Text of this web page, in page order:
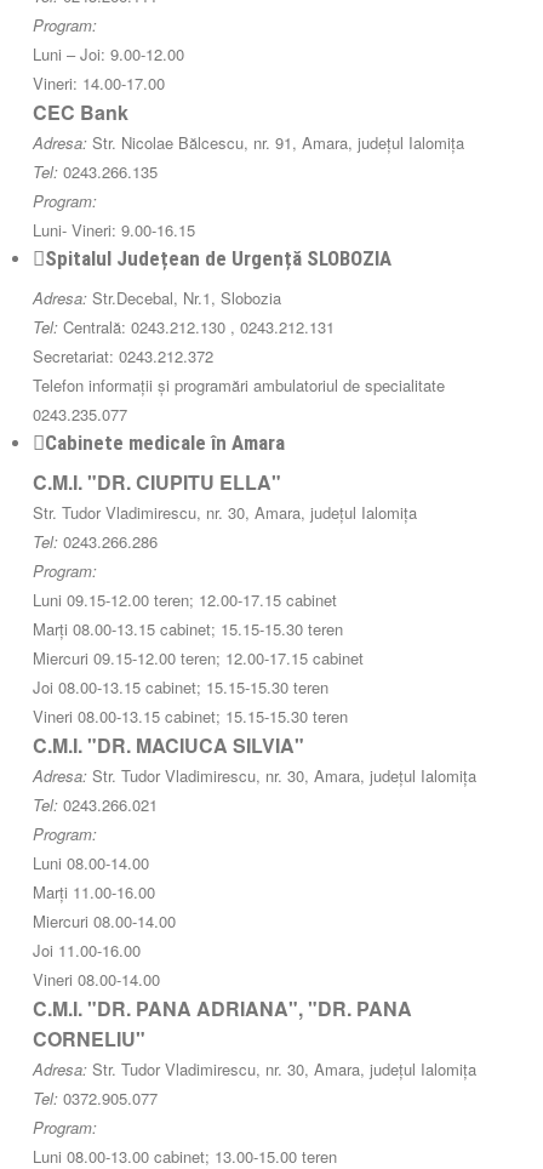
Program:
Luni – Joi: 9.00-12.00
Vineri: 14.00-17.00
CEC Bank
Adresa: Str. Nicolae Bălcescu, nr. 91, Amara, județul Ialomița
Tel: 0243.266.135
Program:
Luni- Vineri: 9.00-16.15
Spitalul Județean de Urgență SLOBOZIA
Adresa: Str.Decebal, Nr.1, Slobozia
Tel: Centrală: 0243.212.130 , 0243.212.131
Secretariat: 0243.212.372
Telefon informații și programări ambulatoriul de specialitate
0243.235.077
Cabinete medicale în Amara
C.M.I. "DR. CIUPITU ELLA"
Str. Tudor Vladimirescu, nr. 30, Amara, județul Ialomița
Tel: 0243.266.286
Program:
Luni 09.15-12.00 teren; 12.00-17.15 cabinet
Marți 08.00-13.15 cabinet; 15.15-15.30 teren
Miercuri 09.15-12.00 teren; 12.00-17.15 cabinet
Joi 08.00-13.15 cabinet; 15.15-15.30 teren
Vineri 08.00-13.15 cabinet; 15.15-15.30 teren
C.M.I. "DR. MACIUCA SILVIA"
Adresa: Str. Tudor Vladimirescu, nr. 30, Amara, județul Ialomița
Tel: 0243.266.021
Program:
Luni 08.00-14.00
Marți 11.00-16.00
Miercuri 08.00-14.00
Joi 11.00-16.00
Vineri 08.00-14.00
C.M.I. "DR. PANA ADRIANA", "DR. PANA
CORNELIU"
Adresa: Str. Tudor Vladimirescu, nr. 30, Amara, județul Ialomița
Tel: 0372.905.077
Program:
Luni 08.00-13.00 cabinet; 13.00-15.00 teren